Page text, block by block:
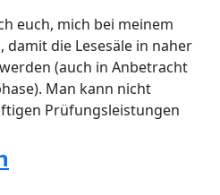
euch, mich bei meinem
die Lesesäle in naher
(auch in Anbetracht
Man kann nicht
Prüfungsleistungen
ruhiges Lernumfeld